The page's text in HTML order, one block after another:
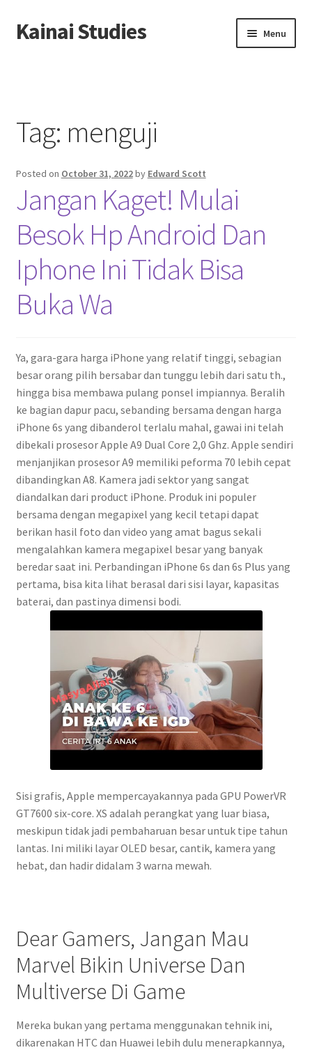
Skip
to
Skip
to
Kainai Studies Menu
Contact us
Privacy Policy
Tag: menguji
Posted on October 31, 2022by Edward Scott
Jangan Kaget! Mulai
Besok Hp Android Dan
Iphone Ini Tidak Bisa
Buka Wa
Ya, gara-gara harga iPhone yang relatif tinggi, sebagian
besar orang pilih bersabar dan tunggu lebih dari satu th.,
hingga bisa membawa pulang ponsel impiannya. Beralih
ke bagian dapur pacu, sebanding bersama dengan harga
iPhone 6s yang dibanderol terlalu mahal, gawai ini telah
dibekali prosesor Apple A9 Dual Core 2,0 Ghz. Apple sendiri
menjanjikan prosesor A9 memiliki peforma 70 lebih cepat
dibandingkan A8. Kamera jadi sektor yang sangat
diandalkan dari product iPhone. Produk ini populer
bersama dengan megapixel yang kecil tetapi dapat
berikan hasil foto dan video yang amat bagus sekali
mengalahkan kamera megapixel besar yang banyak
beredar saat ini. Perbandingan iPhone 6s dan 6s Plus yang
pertama, bisa kita lihat berasal dari sisi layar, kapasitas
baterai, dan pastinya dimensi bodi.
Sisi grafis, Apple mempercayakannya pada GPU PowerVR
GT7600 six-core. XS adalah perangkat yang luar biasa,
meskipun tidak jadi pembaharuan besar untuk tipe tahun
lantas. Ini miliki layar OLED besar, cantik, kamera yang
hebat, dan hadir didalam 3 warna mewah.
Dear Gamers, Jangan Mau
Marvel Bikin Universe Dan
Multiverse Di Game
Mereka bukan yang pertama menggunakan tehnik ini,
dikarenakan HTC dan Huawei lebih dulu menerapkannya,